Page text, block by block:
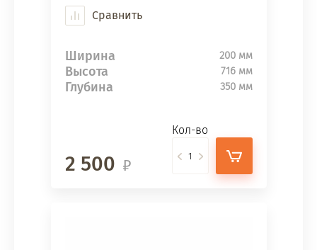
Сравнить
Ширина 200 мм
Высота 716 мм
Глубина 350 мм
2 500
Кол-во